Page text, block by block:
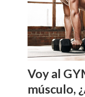
Voy al
músculo,